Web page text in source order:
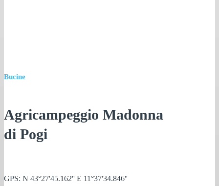
Bucine
Agricampeggio Madonna
di Pogi
GPS: N 43°27'45.162'' E 11°37'34.846''